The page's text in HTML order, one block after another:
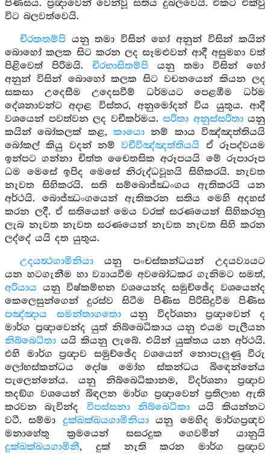
පිණිසය. ප්‍රඥාවෙන් වෙන්වූ සතිය දුබලවෙයි. එකට එක්වු
විට බලවත්වෙයි.
චිරකතම්පියනු තමා විසින් හෝ අනුන් විසින් කයින්
බොහෝ කලක සිට කරන ලද සෑමළුවන් ආදී අසුමහා වත්
පිළිවෙත් පිරිමයි. චිරභාසිතම්පි යනු තමා විසින් හෝ
අනුන් විසින් බොහෝ කලක සිට වචනයෙන් කියන ලද
සකසා උදෙසීම උදෙසවීම් ධර්මයට පෙළඹීම ධර්ම
දේශනාවන්ට අදාළ විස්තර, අනුමෝදන් විය යුතුය. ආදී
වශයෙන් පවත්වන ලද වචීකර්මය. සරිතා අනුස්සරිතායනු
කයින් බෝකලක් කළ, කායො නම් කාය විඤ්ඤත්තියයි
බෝකල් කියු වදන් නම්වචීවිඤ්ඤත්තියයි ඒ රූපද්වයම
ඉන්පට ගන්නා චිත්ත චෛතසික අරූපයයි මේ රූපාරූප
ධම මෙසේ ඉපිද මෙසේ නිරුද්ධවූහයි සිහිකරයි. නැවත
නැවත සිහිකරයි. සති සම්බොජ්ඣංගය ඇතිකරයි යන
අර්ථයි. බොජ්ඣංගයෙන් ඇතිකරන සතිය මෙහි අදහස්
කරන ලදී. ඒ සතියෙන් මෙය වරක් සරණයෙන් සිහිකරනු
ලැබ නැවත නැවත සරණයෙන් නැවත නැවත සිහි කරන
ලද්දේ යයි දත යුතුය.
උදයත්‍ථගාමිනියායනු පංචස්කන්ධයන් උදයව්‍යයට
යන හටගැනීම හා ව්‍යායවීම අවබෝධකර ගැනිමට සමත්,
අරියාය යනු විෂ්කම්භන වශයෙන්ද සමුච්ඡේද වශයෙන්ද
කෙලෙසුන්ගෙන් දුරස්ව සිටීම පිණිස පිරිසිදුවීම පිණිස
පඤ්ඤාය සමන්තාගතොයනු විදර්ශනා ප්‍රඥාවෙන් ද
මාර්ග ප්‍රඥාවෙන්ද යුත් නිබ්බෙධිකාය යනු එයම පැලීයන
නිබ්බෙධිතා යයි කියනු ලැබේ. එයින් යුක්තය යන අර්ථයි.
එහි මාර්ග ප්‍රඥාව සමුච්ඡේද වශයෙන් නොපැලුණු වීරු
ලෝභස්කන්ධය දෝෂ මෝහ ස්කන්ධය බිඳෙන්නේය
පැලෙන්නේය. යනු නිබ්බෙධිකානම, විදර්ශනා ප්‍රඥාව
තදඞ්ග වශයෙන් බිඳලන මාර්ග ප්‍රඥාවෙන් ප්‍රතිලාභ ඇති
කරවන බැවින්ද විපස්සනා නිබ්බෙධිකා යයි කියන්නට
වටී. සම්මා දුක්ඛක්ඛයගාමිනියායනු මෙහිද මාර්ගප්‍රඥව
මනාහේතු ක්‍රමයෙන් සසරදුක ගෙවමින් යානුයි
දුක්ඛක්ඛයගාමිනී, දුක් නැති කරන මාර්ග ප්‍රඥාව